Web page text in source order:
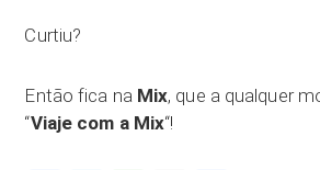
Curtiu?
Então fica na Mix, que a qualquer
“Viaje com a Mix“!